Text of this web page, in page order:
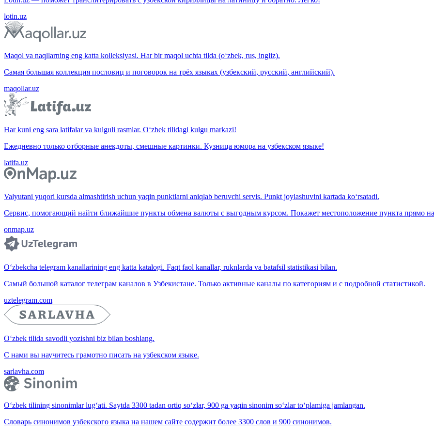
lotin.uz
Maqol va naqllarning eng katta kolleksiyasi. Har bir maqol uchta tilda (o‘zbek, rus, ingliz).
Самая большая коллекция пословиц и поговорок на трёх языках (узбекский, русский, английский).
maqollar.uz
Har kuni eng sara latifalar va kulguli rasmlar. O‘zbek tilidagi kulgu markazi!
Ежедневно только отборные анекдоты, смешные картинки. Кузница юмора на узбекском языке!
latifa.uz
Valyutani yuqori kursda almashtirish uchun yaqin punktlarni aniqlab beruvchi servis. Punkt joylashuvini kartada ko‘rsatadi.
Сервис, помогающий найти ближайшие пункты обмена валюты с выгодным курсом. Покажет местоположение пункта прямо на
onmap.uz
O‘zbekcha telegram kanallarining eng katta katalogi. Faqt faol kanallar, ruknlarda va batafsil statistikasi bilan.
Самый большой каталог телеграм каналов в Узбекистане. Только активные каналы по категориям и с подробной статистикой.
uztelegram.com
O‘zbek tilida savodli yozishni biz bilan boshlang.
С нами вы научитесь грамотно писать на узбекском языке.
sarlavha.com
O‘zbek tilining sinonimlar lug‘ati. Saytda 3300 tadan ortiq so‘zlar, 900 ga yaqin sinonim so‘zlar to‘plamiga jamlangan.
Словарь синонимов узбекского языка на нашем сайте содержит более 3300 слов и 900 синонимов.